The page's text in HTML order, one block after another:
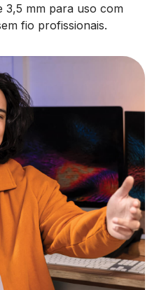
3,5 mm para uso com
fio profissionais.